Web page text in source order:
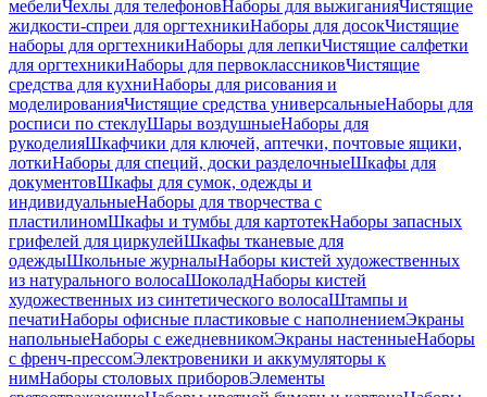
мебелиЧехлы для телефоновНаборы для выжиганияЧистящие
жидкости-спреи для оргтехникиНаборы для досокЧистящие
наборы для оргтехникиНаборы для лепкиЧистящие салфетки
для оргтехникиНаборы для первоклассниковЧистящие
средства для кухниНаборы для рисования и
моделированияЧистящие средства универсальныеНаборы для
росписи по стеклуШары воздушныеНаборы для
рукоделияШкафчики для ключей, аптечки, почтовые ящики,
лоткиНаборы для специй, доски разделочныеШкафы для
документовШкафы для сумок, одежды и
индивидуальныеНаборы для творчества с
пластилиномШкафы и тумбы для картотекНаборы запасных
грифелей для циркулейШкафы тканевые для
одеждыШкольные журналыНаборы кистей художественных
из натурального волосаШоколадНаборы кистей
художественных из синтетического волосаШтампы и
печатиНаборы офисные пластиковые с наполнениемЭкраны
напольныеНаборы с ежедневникомЭкраны настенныеНаборы
с френч-прессомЭлектровеники и аккумуляторы к
нимНаборы столовых приборовЭлементы